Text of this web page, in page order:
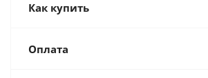
Как купить
Оплата